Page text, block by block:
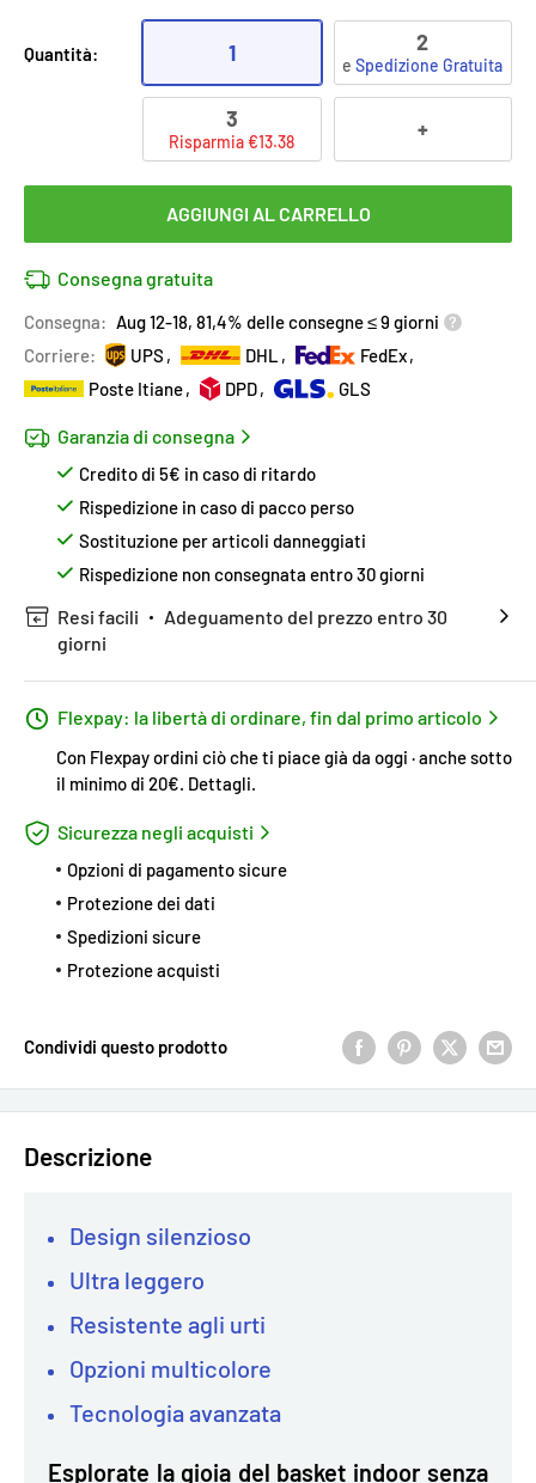
Quantità: 1 2
eSpedizione Gratuita
3
Risparmia €13.38 +
AGGIUNGI AL CARRELLO
Consegna gratuita
Consegna: Aug 12-18, 81,4% delle consegne ≤ 9 giorni
Corriere:
UPS DHL
FedEx
Poste Itiane
DPD GLS
Garanzia di consegna
Credito di 5€ in caso di ritardo
Rispedizione in caso di pacco perso
Sostituzione per articoli danneggiati
Rispedizione non consegnata entro 30 giorni
Resi facili
Adeguamento del prezzo entro 30
giorni
Flexpay: la libertà di ordinare, fin dal primo articolo
Con Flexpay ordini ciò che ti piace già da oggi · anche sotto
il minimo di 20€. Dettagli.
Sicurezza negli acquisti
Opzioni di pagamento sicure
Protezione dei dati
Spedizioni sicure
Protezione acquisti
Condividi questo prodotto
Descrizione
Design silenzioso
Ultra leggero
Resistente agli urti
Opzioni multicolore
Tecnologia avanzata
Esplorate la gioia del basket indoor senza